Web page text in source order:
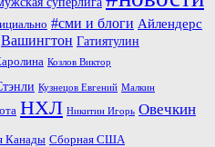
#сми и блоги Айлендерс
Вашингтон Гатиятулин
Козлов Виктор
Кузнецов Евгений Малкин
НХЛ Никитин Игорь Овечкин
Канады Сборная США